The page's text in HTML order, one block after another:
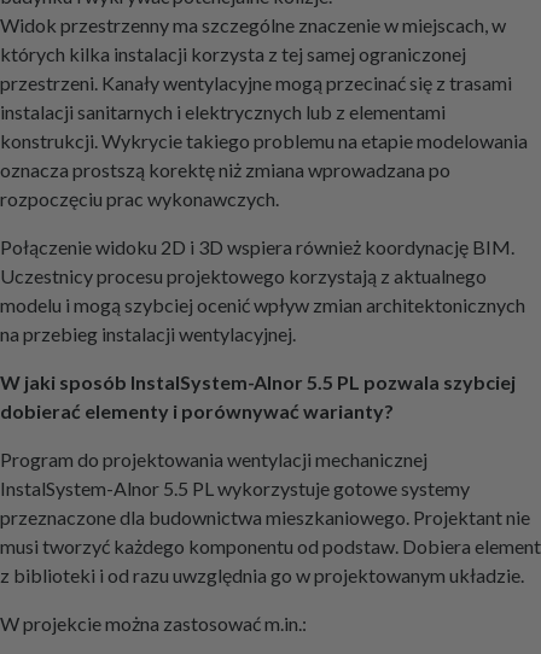
Widok przestrzenny ma szczególne znaczenie w miejscach, w
których kilka instalacji korzysta z tej samej ograniczonej
przestrzeni. Kanały wentylacyjne mogą przecinać się z trasami
instalacji sanitarnych i elektrycznych lub z elementami
konstrukcji. Wykrycie takiego problemu na etapie modelowania
oznacza prostszą korektę niż zmiana wprowadzana po
rozpoczęciu prac wykonawczych.
Połączenie widoku 2D i 3D wspiera również koordynację BIM.
Uczestnicy procesu projektowego korzystają z aktualnego
modelu i mogą szybciej ocenić wpływ zmian architektonicznych
na przebieg instalacji wentylacyjnej.
W jaki sposób InstalSystem-Alnor 5.5 PL pozwala szybciej
dobierać elementy i porównywać warianty?
Program do projektowania wentylacji mechanicznej
InstalSystem-Alnor 5.5 PL wykorzystuje gotowe systemy
przeznaczone dla budownictwa mieszkaniowego. Projektant nie
musi tworzyć każdego komponentu od podstaw. Dobiera element
z biblioteki i od razu uwzględnia go w projektowanym układzie.
W projekcie można zastosować m.in.: